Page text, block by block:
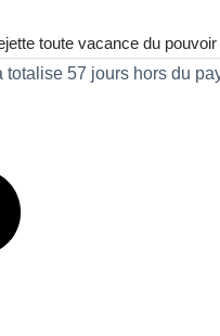
toute vacance du pouvoir
57 jours hors du